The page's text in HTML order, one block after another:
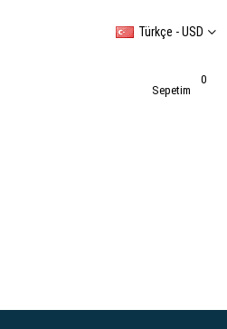
Türkçe - USD
Sepetim
0